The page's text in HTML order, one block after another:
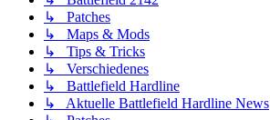
↳ Patches
↳ Maps & Mods
↳ Tips & Tricks
↳ Verschiedenes
↳ Battlefield Hardline
↳ Aktuelle Battlefield Hardline News